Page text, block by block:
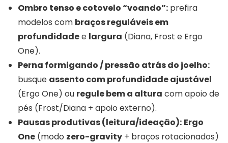
Ombro tenso e cotovelo “voando”: prefira
modelos com braços reguláveis em
profundidadee largura (Diana, Frost e Ergo
One).
Perna formigando / pressão atrás do joelho:
busque assento com profundidade ajustável
(Ergo One) ou regule bem a altura com apoio de
pés (Frost/Diana + apoio externo).
Pausas produtivas (leitura/ideação): Ergo
One (modo zero-gravity + braços rotacionados)